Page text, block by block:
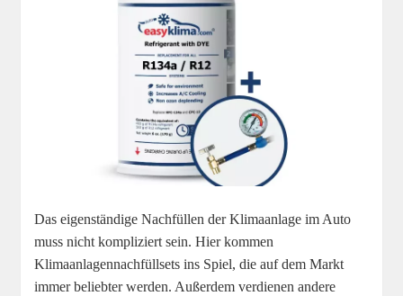
Das eigenständige Nachfüllen der Klimaanlage im Auto
muss nicht kompliziert sein. Hier kommen
Klimaanlagennachfüllsets ins Spiel, die auf dem Markt
immer beliebter werden. Außerdem verdienen andere